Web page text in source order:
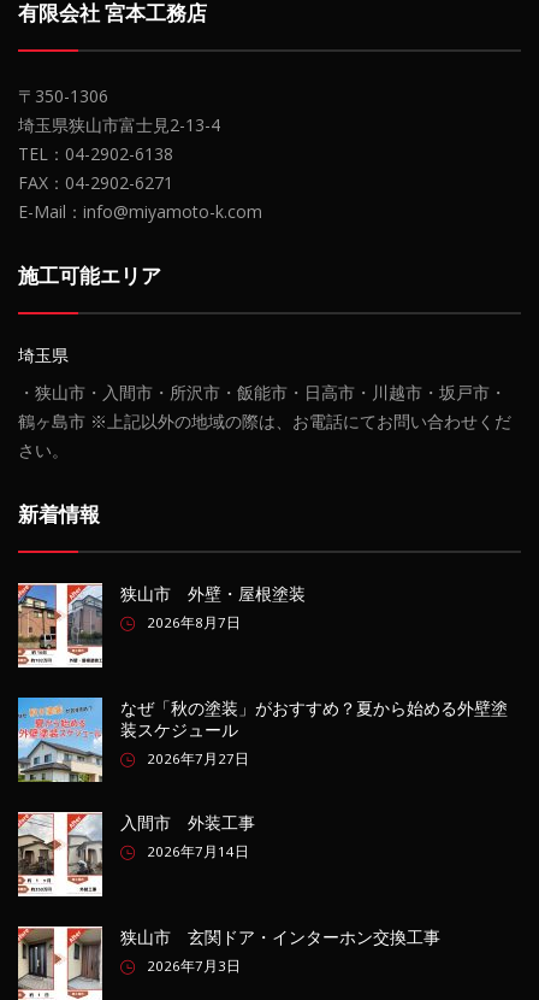
有限会社 宮本工務店
〒350-1306
埼玉県狭山市富士見2-13-4
TEL：04-2902-6138
FAX：04-2902-6271
E-Mail：info@miyamoto-k.com
施工可能エリア
埼玉県
・狭山市・入間市・所沢市・飯能市・日高市・川越市・坂戸市・
鶴ヶ島市 ※上記以外の地域の際は、お電話にてお問い合わせくだ
さい。
新着情報
狭山市 外壁・屋根塗装
2026年8月7日
なぜ「秋の塗装」がおすすめ？夏から始める外壁塗
装スケジュール
2026年7月27日
入間市 外装工事
2026年7月14日
狭山市 玄関ドア・インターホン交換工事
2026年7月3日